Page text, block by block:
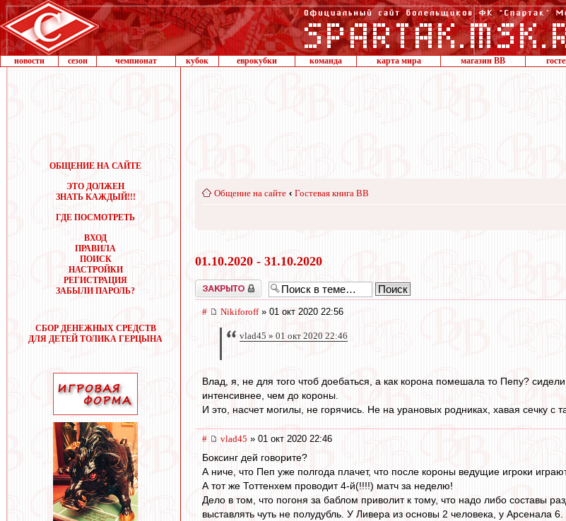
новости сезон чемпионат кубок еврокубки команда карта мира магазин ВВ
ОБЩЕНИЕ НА САЙТЕ
ЭТО ДОЛЖЕН
ЗНАТЬ КАЖДЫЙ!!!
ГДЕ ПОСМОТРЕТЬ
ВХОД
ПРАВИЛА
ПОИСК
НАСТРОЙКИ
РЕГИСТРАЦИЯ
ЗАБЫЛИ ПАРОЛЬ?
СБОР ДЕНЕЖНЫХ СРЕДСТВ
ДЛЯ ДЕТЕЙ ТОЛИКА ГЕРЦЫНА
Общение на сайте ‹ Гостевая книга ВВ
01.10.2020 - 31.10.2020
Закрыто
# Nikiforoff» 01 окт 2020 22:56
vlad45 » 01 окт 2020 22:46
Влад, я, не для того чтоб доебаться, а как корона помешала то Пепу?
интенсивнее, чем до короны.
И это, насчет могилы, не горячись. Не на урановых родниках, хавая сечку с
# vlad45 » 01 окт 2020 22:46
Боксинг дей говорите?
А ниче, что Пеп уже полгода плачет, что после короны ведущие игроки
А тот же Тоттенхем проводит 4-й(!!!!) матч за неделю!
Дело в том, что погоня за баблом приволит к тому, что надо либо составы
выставлять чуть не полудубль. У Ливера из основы 2 человека, у Арсенала 6.